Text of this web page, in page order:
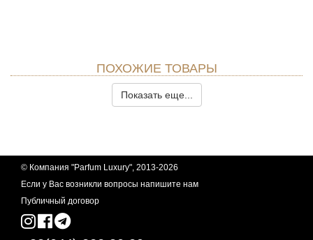
ПОХОЖИЕ ТОВАРЫ
Показать еще...
© Компания "Parfum Luxury", 2013-2026
Если у Вас возникли вопросы напишите нам
Публичный договор